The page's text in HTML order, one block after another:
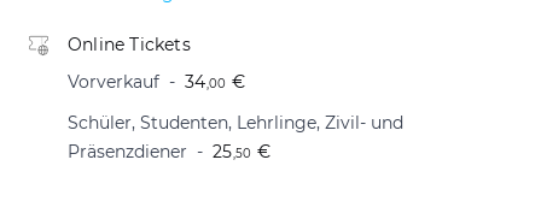
Online Tickets
Vorverkauf
34 ,00 €
Schüler, Studenten, Lehrlinge, Zivil- und
Präsenzdiener
25 ,50 €